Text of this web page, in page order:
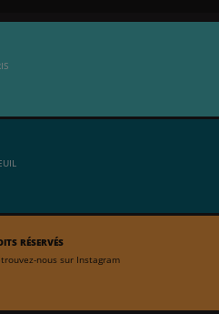
RÉSERVÉS
nous sur Instagram